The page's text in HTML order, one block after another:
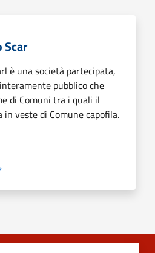
è una società partecipata,
pubblico che
di Comuni tra i quali il
veste di Comune capofila.